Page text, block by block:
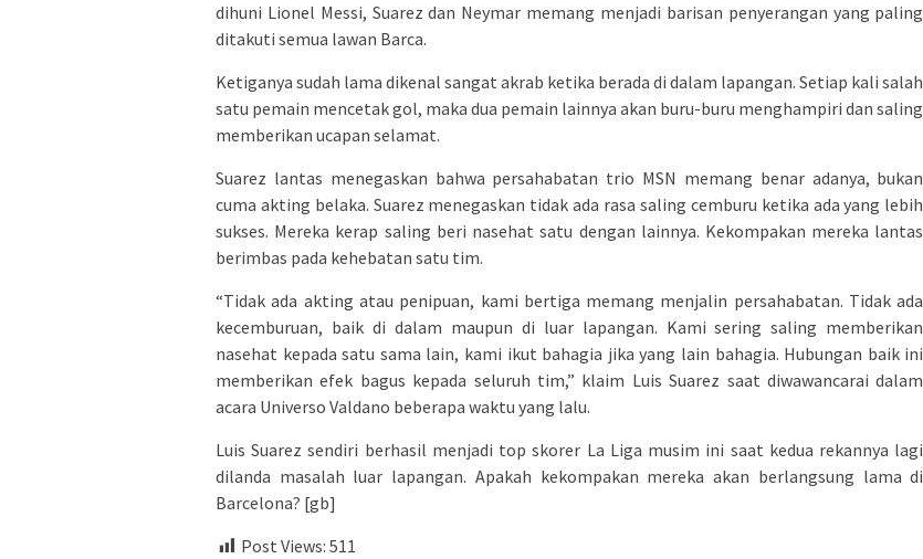
dihuni Lionel Messi, Suarez dan Neymar memang menjadi barisan penyerangan yang paling
ditakuti semua lawan Barca.
Ketiganya sudah lama dikenal sangat akrab ketika berada di dalam lapangan. Setiap kali salah
satu pemain mencetak gol, maka dua pemain lainnya akan buru-buru menghampiri dan saling
memberikan ucapan selamat.
Suarez lantas menegaskan bahwa persahabatan trio MSN memang benar adanya, bukan
cuma akting belaka. Suarez menegaskan tidak ada rasa saling cemburu ketika ada yang lebih
sukses. Mereka kerap saling beri nasehat satu dengan lainnya. Kekompakan mereka lantas
berimbas pada kehebatan satu tim.
“Tidak ada akting atau penipuan, kami bertiga memang menjalin persahabatan. Tidak ada
kecemburuan, baik di dalam maupun di luar lapangan. Kami sering saling memberikan
nasehat kepada satu sama lain, kami ikut bahagia jika yang lain bahagia. Hubungan baik ini
memberikan efek bagus kepada seluruh tim,” klaim Luis Suarez saat diwawancarai dalam
acara Universo Valdano beberapa waktu yang lalu.
Luis Suarez sendiri berhasil menjadi top skorer La Liga musim ini saat kedua rekannya lagi
dilanda masalah luar lapangan. Apakah kekompakan mereka akan berlangsung lama di
Barcelona? [gb]
Post Views: 511